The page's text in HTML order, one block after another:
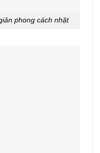
phong cách nhật